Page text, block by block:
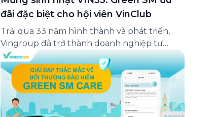
đãi đặc biệt cho hội viên VinClub
Trải qua 33 năm hình thành và phát triển,
Vingroup đã trở thành doanh nghiệp tư
nhân đa ngành lớn nhất Việt Nam, lọt Top 30
doanh nghiệp lớn nhất Đông Nam Á theo
bảng xếp hạng của Tạp chí Fortune (Mỹ).
Nhân kỷ niệm 33 năm thành lập (8/8/1993
đến 8/8/2026), Green SM trân […]